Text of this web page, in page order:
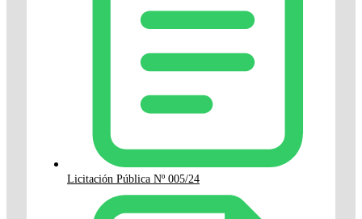
Licitación Pública Nº 005/24